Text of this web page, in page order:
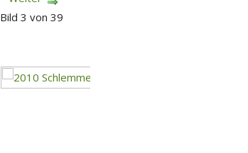
Bild 3 von 39